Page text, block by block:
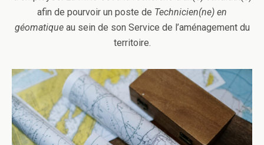
afin de pourvoir un poste de Technicien(ne) en
géomatiqueau sein de son Service de l’aménagement du
territoire.